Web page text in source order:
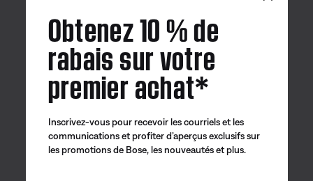
Bose
Bose Connect
Bose QCE
Obtenez 10 % de
rabais sur votre
premier achat*
Inscrivez-vous pour recevoir les courriels et les
communications et profiter d’aperçus exclusifs sur
les promotions de Bose, les nouveautés et plus.